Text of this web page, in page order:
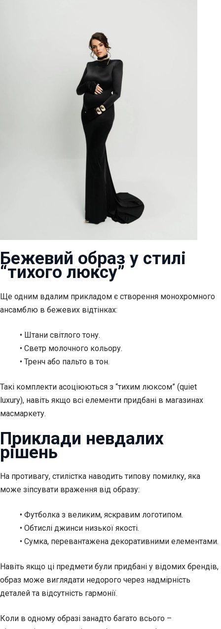
Бежевий образ у стилі
“тихого люксу”
Ще одним вдалим прикладом є створення монохромного
ансамблю в бежевих відтінках:
• Штани світлого тону.
• Светр молочного кольору.
• Тренч або пальто в тон.
Такі комплекти асоціюються з “тихим люксом” (quiet
luxury), навіть якщо всі елементи придбані в магазинах
масмаркету.
Приклади невдалих
рішень
На противагу, стилістка наводить типову помилку, яка
може зіпсувати враження від образу:
• Футболка з великим, яскравим логотипом.
• Обтислі джинси низької якості.
• Сумка, перевантажена декоративними елементами.
Навіть якщо ці предмети були придбані у відомих брендів,
образ може виглядати недорого через надмірність
деталей та відсутність гармонії.
Коли в одному образі занадто багато всього –